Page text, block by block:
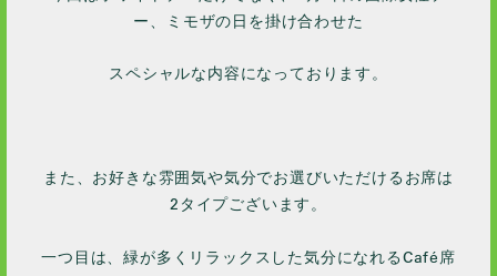
ー、ミモザの日を掛け合わせた
スペシャルな内容になっております。
また、お好きな雰囲気や気分でお選びいただけるお席は
2タイプございます。
一つ目は、緑が多くリラックスした気分になれるCafé席